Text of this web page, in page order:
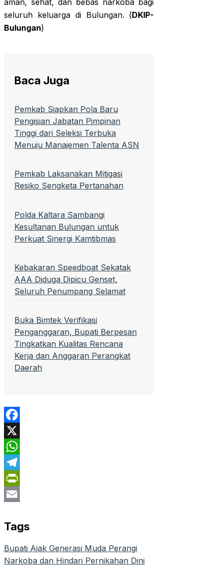
aman, sehat, dan bebas narkoba bagi
seluruh keluarga di Bulungan. (DKIP-
Bulungan)
Baca Juga
Pemkab Siapkan Pola Baru
Pengisian Jabatan Pimpinan
Tinggi dari Seleksi Terbuka
Menuju Manajemen Talenta ASN
Pemkab Laksanakan Mitigasi
Resiko Sengketa Pertanahan
Polda Kaltara Sambangi
Kesultanan Bulungan untuk
Perkuat Sinergi Kamtibmas
Kebakaran Speedboat Sekatak
AAA Diduga Dipicu Genset,
Seluruh Penumpang Selamat
Buka Bimtek Verifikasi
Penganggaran, Bupati Berpesan
Tingkatkan Kualitas Rencana
Kerja dan Anggaran Perangkat
Daerah
Facebook
X
WhatsApp
Telegram
PrintFriendly
Tags
Bupati Ajak Generasi Muda Perangi
Narkoba dan Hindari Pernikahan Dini